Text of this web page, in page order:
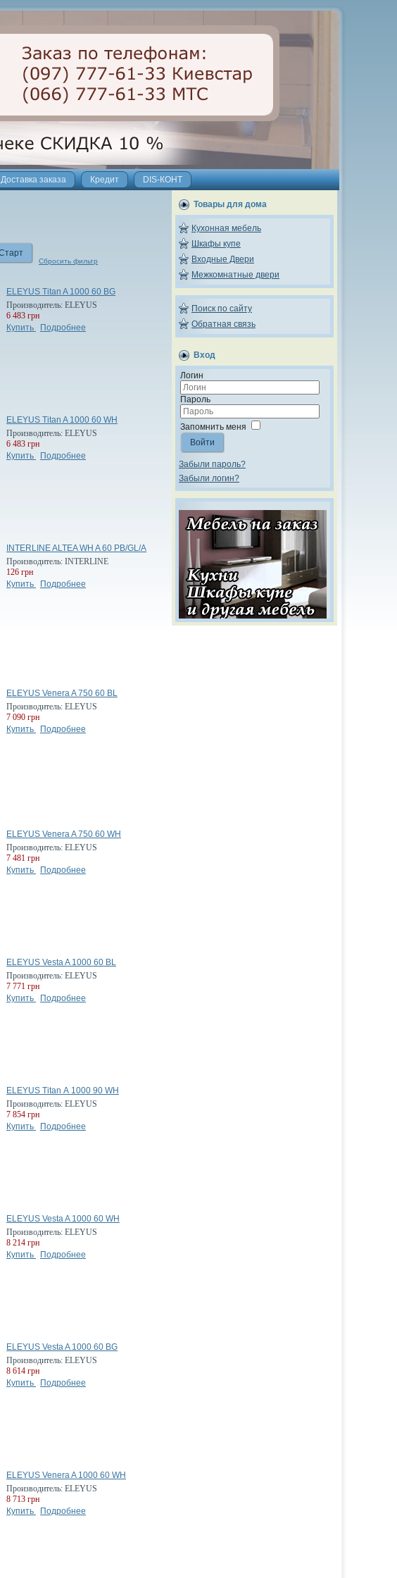
Доставка заказа Кредит DIS-КОНТ
Сбросить фильтр
ELEYUS Titan A 1000 60 BG
Производитель: ELEYUS
6 483 грн
Купить
Подробнее
ELEYUS Titan A 1000 60 WH
Производитель: ELEYUS
6 483 грн
Купить
Подробнее
INTERLINE ALTEA WH A 60 PB/GL/A
Производитель: INTERLINE
126 грн
Купить
Подробнее
ELEYUS Venera A 750 60 BL
Производитель: ELEYUS
7 090 грн
Купить
Подробнее
ELEYUS Venera A 750 60 WH
Производитель: ELEYUS
7 481 грн
Купить
Подробнее
ELEYUS Vesta A 1000 60 BL
Производитель: ELEYUS
7 771 грн
Купить
Подробнее
ELEYUS Titan А 1000 90 WH
Производитель: ELEYUS
7 854 грн
Купить
Подробнее
ELEYUS Vesta A 1000 60 WH
Производитель: ELEYUS
8 214 грн
Купить
Подробнее
ELEYUS Vesta A 1000 60 BG
Производитель: ELEYUS
8 614 грн
Купить
Подробнее
ELEYUS Venera A 1000 60 WH
Производитель: ELEYUS
8 713 грн
Купить
Подробнее
Товары для дома
Кухонная мебель
Шкафы купе
Входные Двери
Межкомнатные двери
Поиск по сайту
Обратная связь
Вход
Логин
Пароль
Запомнить меня
Войти
Забыли пароль?
Забыли логин?